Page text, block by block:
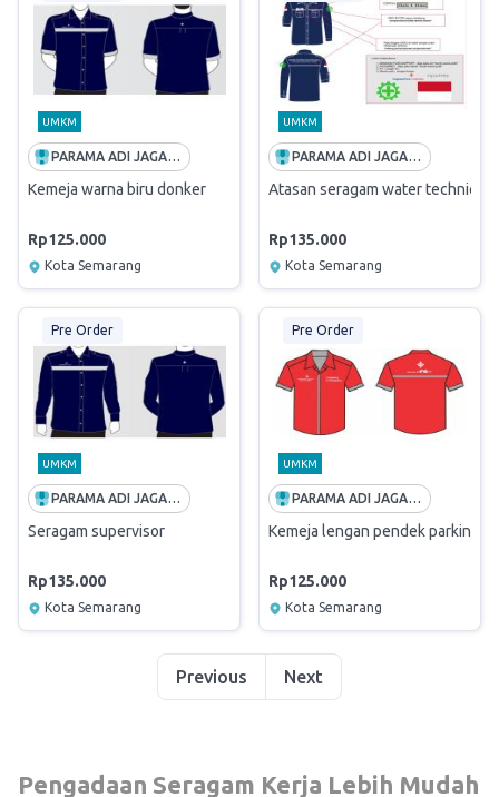
UMKM
PARAMA ADI JAGADDHITA
Kemeja warna biru donker
Rp125.000
Kota Semarang
UMKM
PARAMA ADI JAGADDHITA
Atasan seragam water technic
Rp135.000
Kota Semarang
Pre Order
UMKM
PARAMA ADI JAGADDHITA
Seragam supervisor
Rp135.000
Kota Semarang
Pre Order
UMKM
PARAMA ADI JAGADDHITA
Kemeja lengan pendek parking
Rp125.000
Kota Semarang
Previous Next
Pengadaan Seragam Kerja Lebih Mudah